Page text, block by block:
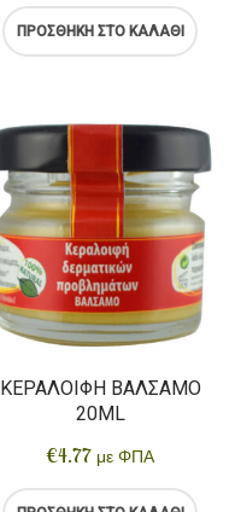
ΠΡΟΣΘΉΚΗ ΣΤΟ ΚΑΛΆΘΙ
ΚΕΡΑΛΟΙΦΉ ΒΆΛΣΑΜΟ
20ML
€4.77 με ΦΠΑ